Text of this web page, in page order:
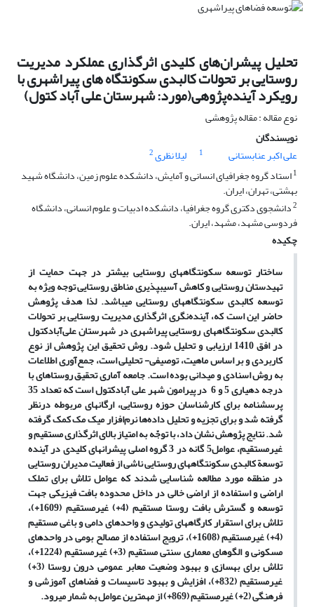
تحلیل پیشران‌های کلیدی اثرگذاری عملکرد مدیریت
روستایی بر تحولات کالبدی سکونتگاه های پیراشهری با
رویکرد آینده‌پژوهی(مورد: شهرستان علی آباد کتول)
نوع مقاله : مقاله پژوهشی
نویسندگان
علی اکبر عنابستانی
1 لیلا نظری2
1استاد گروه جغرافیای انسانی و آمایش، دانشکده علوم زمین، دانشگاه شهید
بهشتی، تهران، ایران.
2دانشجوی دکتری گروه جغرافیا، دانشکده ادبیات و علوم انسانی، دانشگاه
فردوسی مشهد، مشهد، ایران.
چکیده
ساختار توسعه سکونتگاه­های روستایی بیشتر در جهت حمایت از
تهیدستان روستایی و کاهش آسیب­پذیری مناطق روستایی توجه ویژه به
توسعه کالبدی سکونتگاه­های روستایی می­باشد. لذا هدف پژوهش
حاضر این است که، آینده‌نگری اثرگذاری مدیریت روستایی بر تحولات
کالبدی سکونتگاه­های روستایی پیراشهری در شهرستان علی‌آبادکتول
در افق 1410 ارزیابی و تحلیل شود. روش تحقیق این پژوهش از نوع
کاربردی و بر اساس ماهیت، توصیفی- تحلیلی است، جمع‌آوری اطلاعات
به روش اسنادی و میدانی بوده است. جامعه آماری تحقیق روستاهای با
درجه دهیاری 5 و 6 در پیرامون شهر علی آبادکتول است که تعداد 35
پرسشنامه برای کارشناسان حوزه روستایی، ارگان­های مربوطه درنظر
گرفته شد و برای تجزیه و تحلیل داده‌ها نرم‌افزار میک مک کمک گرفته
شد. نتایج پژوهش نشان داد، با توجّه به امتیاز بالای اثرگذاری مستقیم و
غیرمستقیم، عوامل5 گانه در 3 گروه اصلی پیشران­های کلیدی در آینده
توسعة کالبدی سکونتگاه­های روستایی ناشی از فعالیت مدیران روستایی
در منطقه مورد مطالعه شناسایی شدند که عوامل تلاش برای تملک
اراضی و استفاده از اراضی خالی در داخل محدوده بافت فیزیکی جهت
توسعه و گسترش بافت روستا مستقیم (4+) غیرمستقیم (1609+)،
تلاش برای استقرار کارگاه­های تولیدی و واحدهای دامی و باغی مستقیم
(4+) غیرمستقیم (1608+)، ترویج استفاده از مصالح بومی در واحدهای
مسکونی و الگوهای معماری سنتی مستقیم (3+) غیرمستقیم (1224+)،
تلاش برای بهسازی و بهبود وضعیت معابر عمومی درون روستا (3+)
غیرمستقیم (832+)، افزایش و بهبود تاسیسات و فضاهای آموزشی و
فرهنگی (2+) غیرمستقیم (869+) از مهمترین عوامل به شمار می­رود.